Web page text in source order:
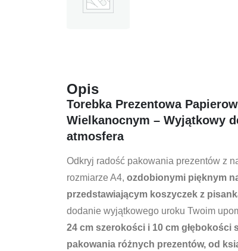
Opis
Torebka Prezentowa
Wielkanocnym – Wyjątkowy
atmosfera
Odkryj radość pakowania prezentów z
rozmiarze A4, ozdobionymi pięknym
przedstawiającym koszyczek z
dodanie wyjątkowego uroku Twoim
24 cm szerokości i 10 cm głębokości
pakowania różnych prezentów, od